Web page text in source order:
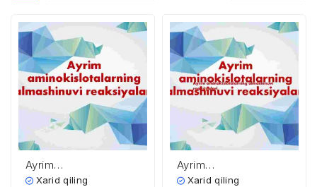
Ayrim
aminokislotalarning
Xarid qiling
Ayrim
aminokislotalarning
Xarid qiling